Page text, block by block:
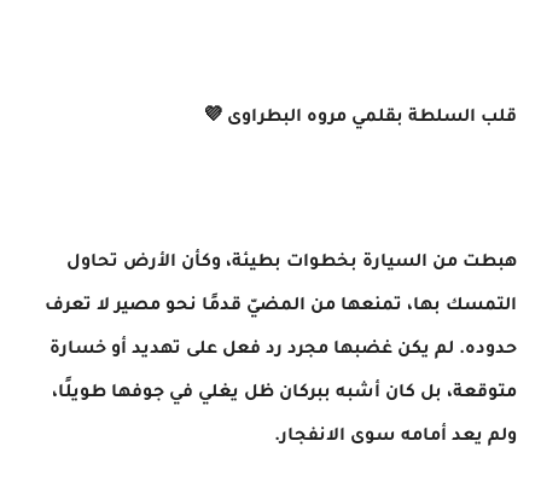
قلب السلطة بقلمي مروه البطراوى 💜
هبطت من السيارة بخطوات بطيئة، وكأن الأرض تحاول
التمسك بها، تمنعها من المضيّ قدمًا نحو مصير لا تعرف
حدوده. لم يكن غضبها مجرد رد فعل على تهديد أو خسارة
متوقعة، بل كان أشبه ببركان ظل يغلي في جوفها طويلًا،
ولم يعد أمامه سوى الانفجار.